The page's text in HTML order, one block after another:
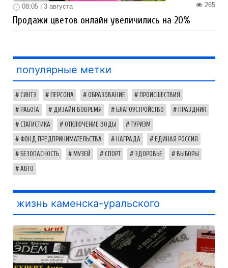
265
08:05 | 3 августа
Продажи цветов онлайн увеличились на 20%
популярные метки
СИНТЗ ПЕРСОНА ОБРАЗОВАНИЕ ПРОИСШЕСТВИЯ
РАБОТА ДИЗАЙН ВОВРЕМЯ БЛАГОУСТРОЙСТВО ПРАЗДНИК
СТАТИСТИКА ОТКЛЮЧЕНИЕ ВОДЫ ТУРИЗМ
ФОНД ПРЕДПРИНИМАТЕЛЬСТВА НАГРАДА ЕДИНАЯ РОССИЯ
БЕЗОПАСНОСТЬ МУЗЕЙ СПОРТ ЗДОРОВЬЕ ВЫБОРЫ
АВТО
жизнь каменска-уральского